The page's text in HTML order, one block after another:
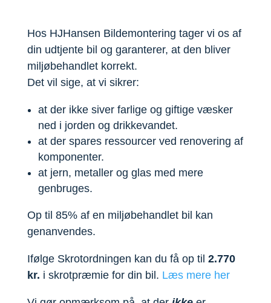
Hos HJHansen Bildemontering tager vi os af
din udtjente bil og garanterer, at den bliver
miljøbehandlet korrekt.
Det vil sige, at vi sikrer:
at der ikke siver farlige og giftige væsker
ned i jorden og drikkevandet.
at der spares ressourcer ved renovering af
komponenter.
at jern, metaller og glas med mere
genbruges.
Op til 85% af en miljøbehandlet bil kan
genanvendes.
Ifølge Skrotordningen kan du få op til 2.770
kr. i skrotpræmie for din bil. Læs mere her